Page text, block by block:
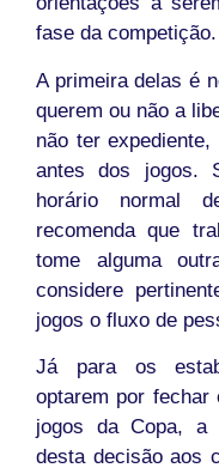
fase da competição.
A primeira delas é
querem ou não a
não ter
antes dos jogos.
horário normal
recomenda que
tome alguma
considere
jogos o fluxo de
Já para os
optarem por fechar
jogos da Copa, a
desta decisão aos